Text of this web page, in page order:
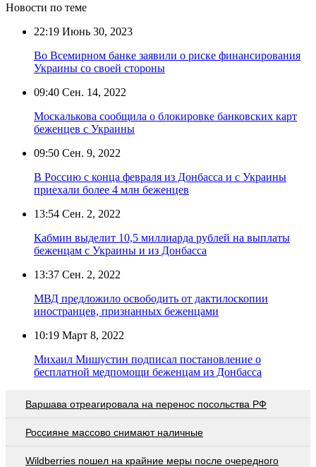
Новости по теме
22:19 Июнь 30, 2023
Во Всемирном банке заявили о риске финансирования
Украины со своей стороны
09:40 Сен. 14, 2022
Москалькова сообщила о блокировке банковских карт
беженцев с Украины
09:50 Сен. 9, 2022
В Россию с конца февраля из Донбасса и с Украины
приехали более 4 млн беженцев
13:54 Сен. 2, 2022
Кабмин выделит 10,5 миллиарда рублей на выплаты
беженцам с Украины и из Донбасса
13:37 Сен. 2, 2022
МВД предложило освободить от дактилоскопии
иностранцев, признанных беженцами
10:19 Март 8, 2022
Михаил Мишустин подписал постановление о
бесплатной медпомощи беженцам из Донбасса
Варшава отреагировала на перенос посольства РФ
Россияне массово снимают наличные
Wildberries пошел на крайние меры после очередного